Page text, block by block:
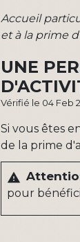
Accueil
et à la prime
UNE
Vérifié le 04 Feb
Si vous êtes
de la prime
warning
pour